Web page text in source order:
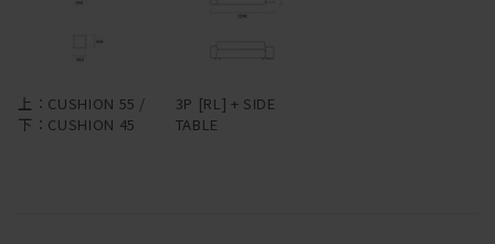
上：CUSHION 55 /
下：CUSHION 45
3P [RL] + SIDE
TABLE